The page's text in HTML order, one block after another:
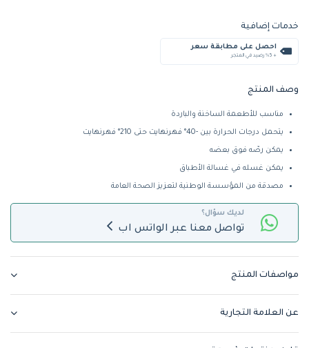
خدمات إضافية
احصل على مطابقة سعر
+ %5 رصيد في المتجر
وصف المنتج
مناسب للأطعمة الساخنة والباردة
يتحمل درجات الحرارة بين -40° فهرنهايت حتى 210° فهرنهايت
يمكن رصّه فوق بعضه
يمكن غسله في غسالة الأطباق
مصدقة من المؤسسة الوطنية لتعزيز الصحة العامة
لديك سؤال؟
تواصل معنا عبر الواتس اب
مواصفات المنتج
عن العلامة التجارية